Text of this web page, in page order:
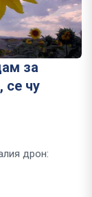
за
се чу
дрон: